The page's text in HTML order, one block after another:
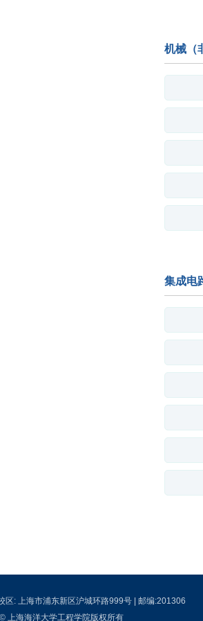
机械（
集成电
区: 上海市浦东新区沪城环路999号 | 邮编:201306
上海海洋大学工程学院版权所有